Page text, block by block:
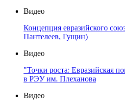
Видео
Концепция евразийского
Пантелеев, Гущин)
Видео
"Точки роста: Евразийская
в РЭУ им. Плеханова
Видео